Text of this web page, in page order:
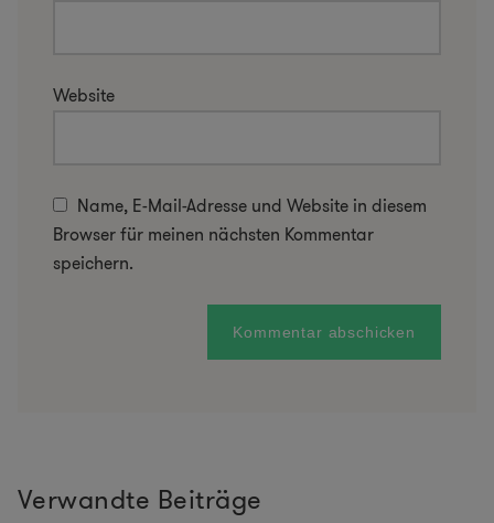
Website
Name, E-Mail-Adresse und Website in diesem
Browser für meinen nächsten Kommentar
speichern.
Verwandte Beiträge